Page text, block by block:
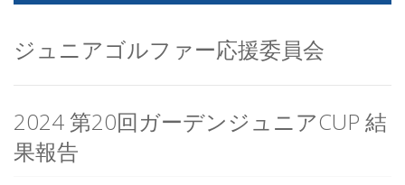
ジュニアゴルファー応援委員会
2024 第20回ガーデンジュニアCUP 結
果報告